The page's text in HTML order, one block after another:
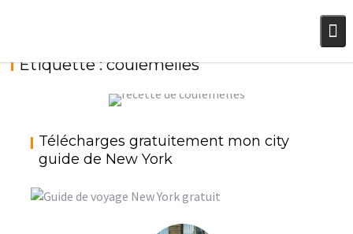
Étiquette :coulemelles
PÂTES AUX CHAMPIGNONS POUR AFFRONTER
L’AUTOMNE
Télécharges gratuitement mon city
guide de New York